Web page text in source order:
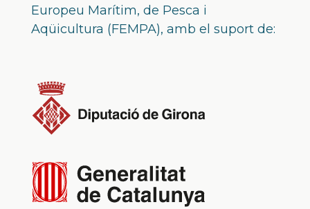
Europeu Marítim, de Pesca i
Aqüicultura (FEMPA), amb el suport de: